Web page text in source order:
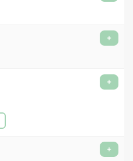
+
+
+